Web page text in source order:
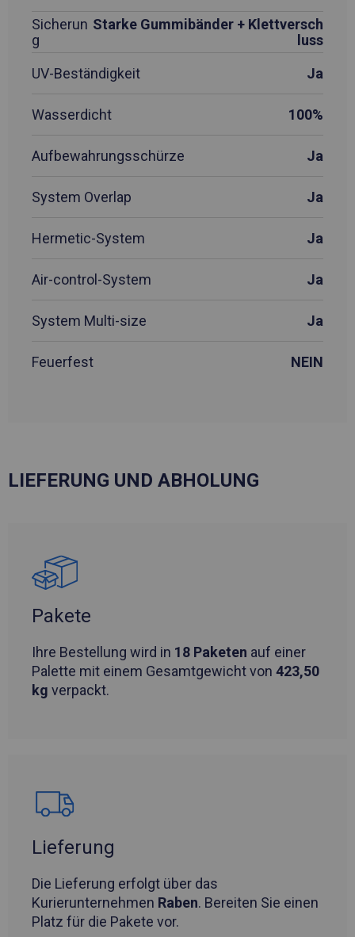
Sicherun
g
Starke Gummibänder + Klettversch
luss
UV-Beständigkeit
Ja
Wasserdicht 100%
Aufbewahrungsschürze Ja
System Overlap Ja
Hermetic-System Ja
Air-control-System Ja
System Multi-size Ja
Feuerfest NEIN
LIEFERUNG UND ABHOLUNG
Pakete
Ihre Bestellung wird in 18 Paketen auf einer
Palette mit einem Gesamtgewicht von 423,50
kg verpackt.
Lieferung
Die Lieferung erfolgt über das
Kurierunternehmen Raben. Bereiten Sie einen
Platz für die Pakete vor.